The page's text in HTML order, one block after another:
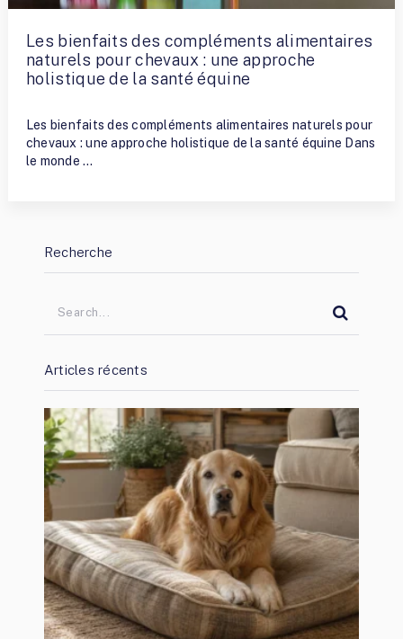
Les bienfaits des compléments alimentaires
naturels pour chevaux : une approche
holistique de la santé équine
Les bienfaits des compléments alimentaires naturels pour
chevaux : une approche holistique de la santé équine Dans
le monde …
Recherche
Articles récents